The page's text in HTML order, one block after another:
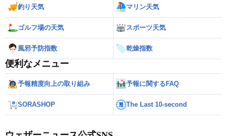
釣り天気 マリン天気
ゴルフ場の天気 スポーツ天気
風邪予防指数 乾燥指数
便利なメニュー
予報精度向上の取り組み 予報に関するFAQ
SORASHOP The Last 10-second